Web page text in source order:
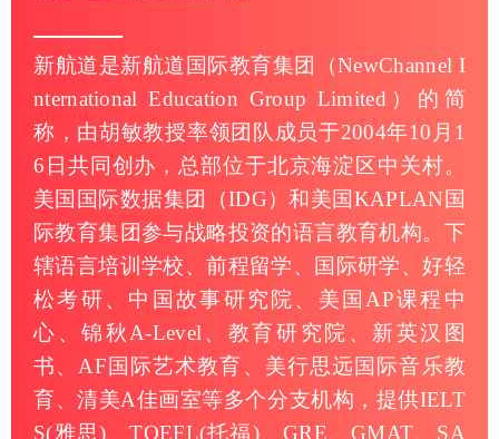
新航道是新航道国际教育集团（NewChannel I
nternational Education Group Limited）的简
称，由胡敏教授率领团队成员于2004年10月1
6日共同创办，总部位于北京海淀区中关村。
美国国际数据集团（IDG）和美国KAPLAN国
际教育集团参与战略投资的语言教育机构。下
辖语言培训学校、前程留学、国际研学、好轻
松考研、中国故事研究院、美国AP课程中
心、锦秋A-Level、教育研究院、新英汉图
书、AF国际艺术教育、美行思远国际音乐教
育、清美A佳画室等多个分支机构，提供IELT
S(雅思)、TOEFL(托福)、GRE、GMAT、SA